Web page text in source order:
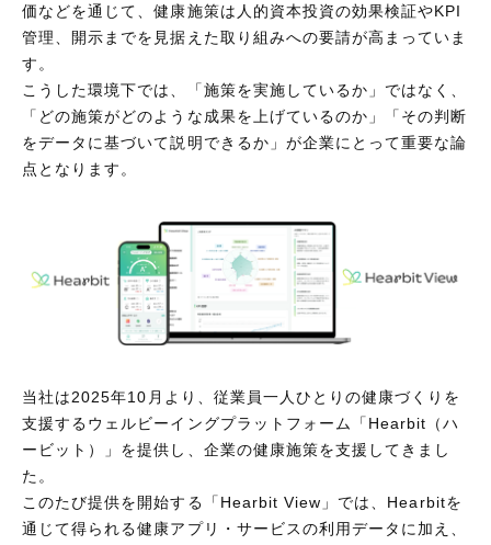
価などを通じて、健康施策は人的資本投資の効果検証やKPI
管理、開示までを見据えた取り組みへの要請が高まっていま
す。
こうした環境下では、「施策を実施しているか」ではなく、
「どの施策がどのような成果を上げているのか」「その判断
をデータに基づいて説明できるか」が企業にとって重要な論
点となります。
当社は2025年10月より、従業員一人ひとりの健康づくりを
支援するウェルビーイングプラットフォーム「Hearbit（ハ
ービット）」を提供し、企業の健康施策を支援してきまし
た。
このたび提供を開始する「Hearbit View」では、Hearbitを
通じて得られる健康アプリ・サービスの利用データに加え、